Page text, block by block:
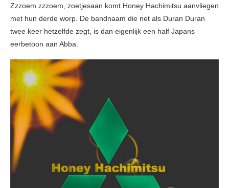
Zzzoem zzzoem, zoetjesaan komt Honey Hachimitsu aanvliegen
met hun derde worp. De bandnaam die net als Duran Duran
twee keer hetzelfde zegt, is dan eigenlijk een half Japans
eerbetoon aan Abba.